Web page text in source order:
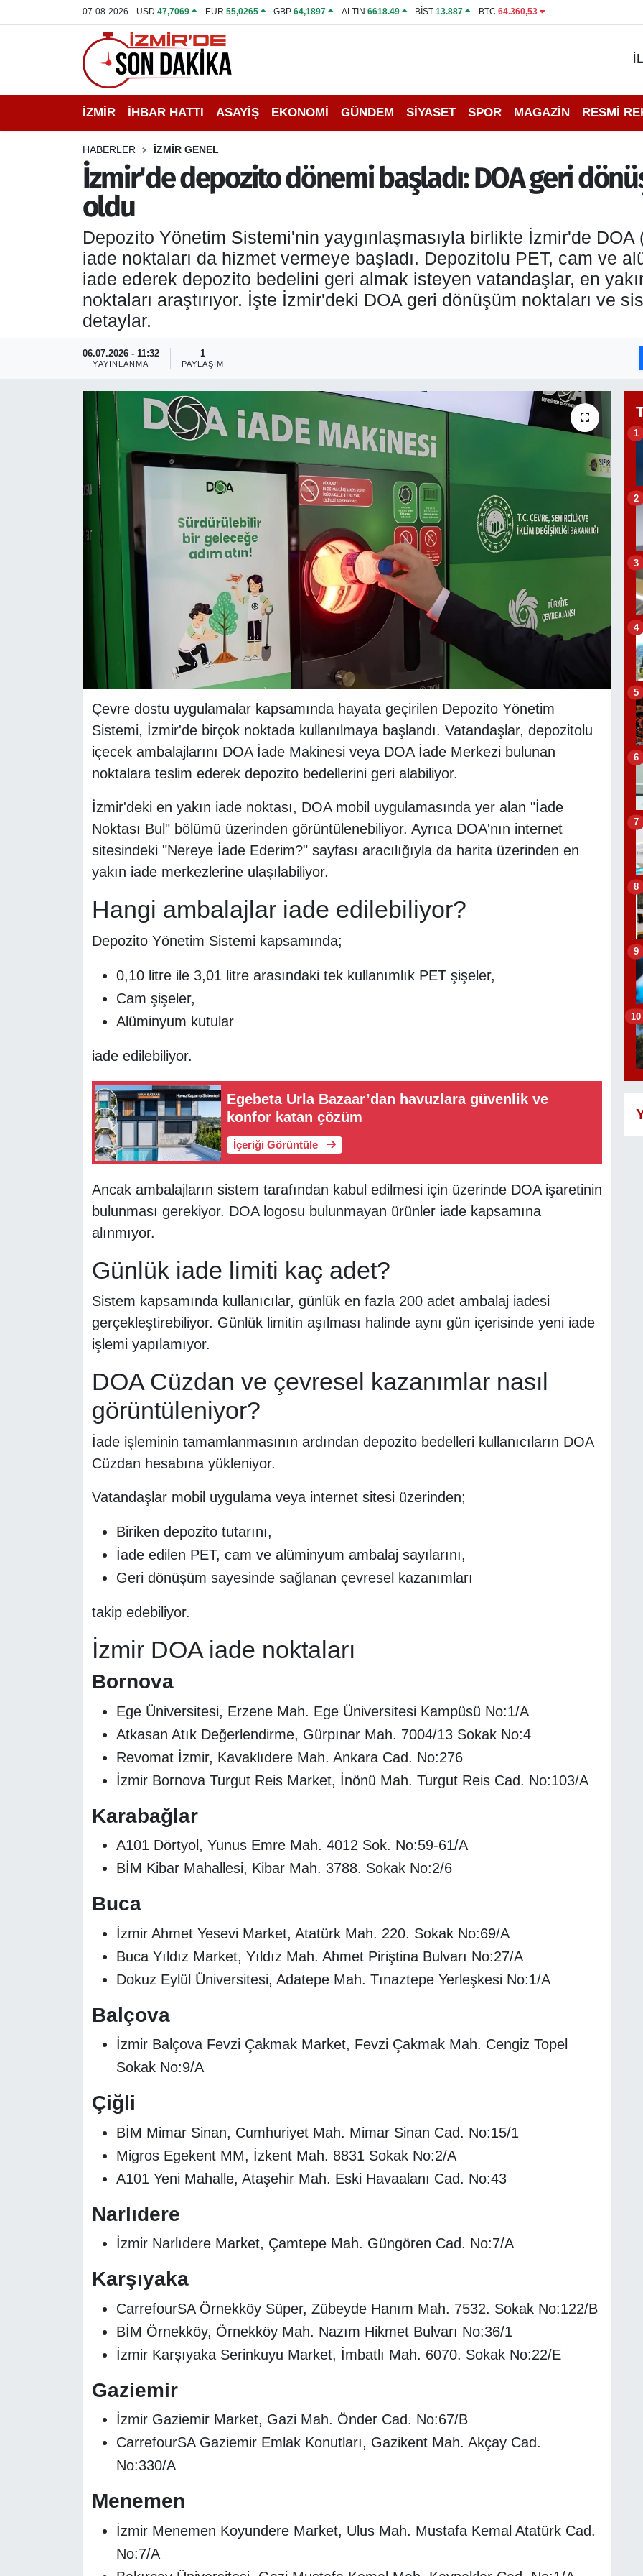
07-08-2026 USD47,7069 EUR 55,0265 GBP64,1897 ALTIN 6618.49 BİST13.887 BTC 64.360,53
İZMİR İHBAR HATTI ASAYİŞ EKONOMİ GÜNDEM SİYASET SPOR MAGAZİN RESMİ
HABERLER İZMİR GENEL
İzmir'de depozito dönemi başladı: DOA geri
oldu
Depozito Yönetim Sistemi'nin yaygınlaşmasıyla birlikte İzmir'de
iade noktaları da hizmet vermeye başladı. Depozitolu PET, cam ve
iade ederek depozito bedelini geri almak isteyen vatandaşlar, en
noktaları araştırıyor. İşte İzmir'deki DOA geri dönüşüm noktaları ve
detaylar.
06.07.2026 - 11:32
YAYINLANMA
1
PAYLAŞIM
Çevre dostu uygulamalar kapsamında hayata geçirilen Depozito Yönetim
Sistemi, İzmir'de birçok noktada kullanılmaya başlandı. Vatandaşlar, depozitolu
içecek ambalajlarını DOA İade Makinesi veya DOA İade Merkezi bulunan
noktalara teslim ederek depozito bedellerini geri alabiliyor.
İzmir'deki en yakın iade noktası, DOA mobil uygulamasında yer alan "İade
Noktası Bul" bölümü üzerinden görüntülenebiliyor. Ayrıca DOA'nın internet
sitesindeki "Nereye İade Ederim?" sayfası aracılığıyla da harita üzerinden en
yakın iade merkezlerine ulaşılabiliyor.
Hangi ambalajlar iade edilebiliyor?
Depozito Yönetim Sistemi kapsamında;
0,10 litre ile 3,01 litre arasındaki tek kullanımlık PET şişeler,
Cam şişeler,
Alüminyum kutular
iade edilebiliyor.
Egebeta Urla Bazaar’dan havuzlara güvenlik ve
konfor katan çözüm
İçeriği Görüntüle
Ancak ambalajların sistem tarafından kabul edilmesi için üzerinde DOA işaretinin
bulunması gerekiyor. DOA logosu bulunmayan ürünler iade kapsamına
alınmıyor.
Günlük iade limiti kaç adet?
Sistem kapsamında kullanıcılar, günlük en fazla 200 adet ambalaj iadesi
gerçekleştirebiliyor. Günlük limitin aşılması halinde aynı gün içerisinde yeni iade
işlemi yapılamıyor.
DOA Cüzdan ve çevresel kazanımlar nasıl
görüntüleniyor?
İade işleminin tamamlanmasının ardından depozito bedelleri kullanıcıların DOA
Cüzdan hesabına yükleniyor.
Vatandaşlar mobil uygulama veya internet sitesi üzerinden;
Biriken depozito tutarını,
İade edilen PET, cam ve alüminyum ambalaj sayılarını,
Geri dönüşüm sayesinde sağlanan çevresel kazanımları
takip edebiliyor.
İzmir DOA iade noktaları
Bornova
Ege Üniversitesi, Erzene Mah. Ege Üniversitesi Kampüsü No:1/A
Atkasan Atık Değerlendirme, Gürpınar Mah. 7004/13 Sokak No:4
Revomat İzmir, Kavaklıdere Mah. Ankara Cad. No:276
İzmir Bornova Turgut Reis Market, İnönü Mah. Turgut Reis Cad. No:103/A
Karabağlar
A101 Dörtyol, Yunus Emre Mah. 4012 Sok. No:59-61/A
BİM Kibar Mahallesi, Kibar Mah. 3788. Sokak No:2/6
Buca
İzmir Ahmet Yesevi Market, Atatürk Mah. 220. Sokak No:69/A
Buca Yıldız Market, Yıldız Mah. Ahmet Piriştina Bulvarı No:27/A
Dokuz Eylül Üniversitesi, Adatepe Mah. Tınaztepe Yerleşkesi No:1/A
Balçova
İzmir Balçova Fevzi Çakmak Market, Fevzi Çakmak Mah. Cengiz Topel
Sokak No:9/A
Çiğli
BİM Mimar Sinan, Cumhuriyet Mah. Mimar Sinan Cad. No:15/1
Migros Egekent MM, İzkent Mah. 8831 Sokak No:2/A
A101 Yeni Mahalle, Ataşehir Mah. Eski Havaalanı Cad. No:43
Narlıdere
İzmir Narlıdere Market, Çamtepe Mah. Güngören Cad. No:7/A
Karşıyaka
CarrefourSA Örnekköy Süper, Zübeyde Hanım Mah. 7532. Sokak No:122/B
BİM Örnekköy, Örnekköy Mah. Nazım Hikmet Bulvarı No:36/1
İzmir Karşıyaka Serinkuyu Market, İmbatlı Mah. 6070. Sokak No:22/E
Gaziemir
İzmir Gaziemir Market, Gazi Mah. Önder Cad. No:67/B
CarrefourSA Gaziemir Emlak Konutları, Gazikent Mah. Akçay Cad.
No:330/A
Menemen
İzmir Menemen Koyundere Market, Ulus Mah. Mustafa Kemal Atatürk Cad.
No:7/A
1
2
3
4
5
6
7
8
9
10
İHBAR HATTI
DEPREM
EKONOMİ
SİYASET
ASAYİŞ
RESMİ REKLAM
İzmir Nöbetçi Eczaneler
İzmir Hava Durumu
İzmir Namaz Vakitleri
İzmir Trafik Yoğunluk Haritası
Puan Durumu ve Fikstür
Tüm Manşetler
Son Dakika Haberleri
Haber Arşivi